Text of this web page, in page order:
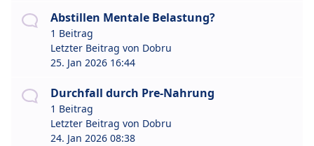
Abstillen Mentale Belastung?
1 Beitrag
Letzter Beitrag von Dobru
25. Jan 2026 16:44
Durchfall durch Pre-Nahrung
1 Beitrag
Letzter Beitrag von Dobru
24. Jan 2026 08:38